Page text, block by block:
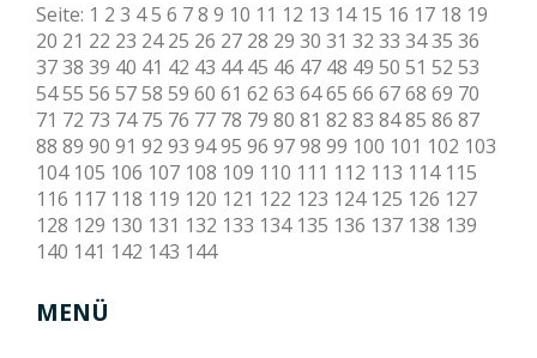
Seite: 1 2 3 45 6 78 9 10 11 12 13 14 15 16 17 18 19
20 21 22 23 24 25 26 27 28 29 30 31 32 33 3435 36
3738 39 40 41 42 43 44 45 46 47 48 49 50 51 52 53
5455 56 5758 59 60 61 62 63 6465 66 6768 69 70
71 72 73 74 75 76 77 78 79 80 81 82 83 8485 86 87
88 89 90 91 92 93 9495 96 9798 99 100 101 102 103
104 105 106 107 108 109 110 111 112 113 114 115
116 117 118 119 120 121 122 123 124 125 126 127
128 129 130 131 132 133 134 135 136 137 138 139
140 141 142 143 144
MENÜ